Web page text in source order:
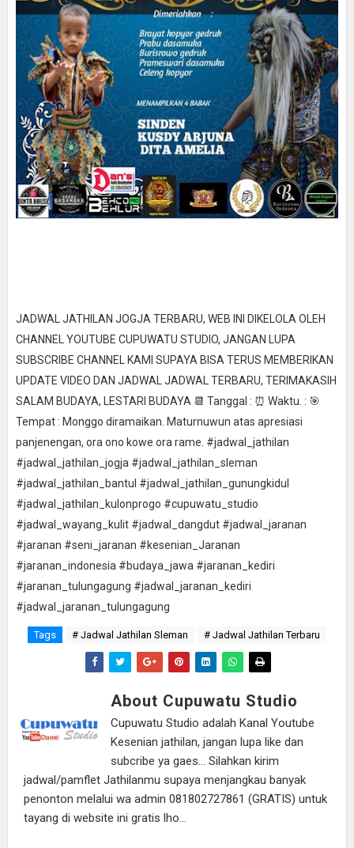
JADWAL JATHILAN JOGJA TERBARU, WEB INI DIKELOLA OLEH
CHANNEL YOUTUBE CUPUWATU STUDIO, JANGAN LUPA
SUBSCRIBE CHANNEL KAMI SUPAYA BISA TERUS MEMBERIKAN
UPDATE VIDEO DAN JADWAL JADWAL TERBARU, TERIMAKASIH
SALAM BUDAYA, LESTARI BUDAYA 📆 Tanggal : ⏰ Waktu. : 🎯
Tempat : Monggo diramaikan. Maturnuwun atas apresiasi
panjenengan, ora ono kowe ora rame. #jadwal_jathilan
#jadwal_jathilan_jogja #jadwal_jathilan_sleman
#jadwal_jathilan_bantul #jadwal_jathilan_gunungkidul
#jadwal_jathilan_kulonprogo #cupuwatu_studio
#jadwal_wayang_kulit #jadwal_dangdut #jadwal_jaranan
#jaranan #seni_jaranan #kesenian_Jaranan
#jaranan_indonesia #budaya_jawa #jaranan_kediri
#jaranan_tulungagung #jadwal_jaranan_kediri
#jadwal_jaranan_tulungagung
Tags # Jadwal Jathilan Sleman # Jadwal Jathilan Terbaru
About Cupuwatu Studio
Cupuwatu Studio adalah Kanal Youtube
Kesenian jathilan, jangan lupa like dan
subcribe ya gaes... Silahkan kirim
jadwal/pamflet Jathilanmu supaya menjangkau banyak
penonton melalui wa admin 081802727861 (GRATIS) untuk
tayang di website ini gratis lho...